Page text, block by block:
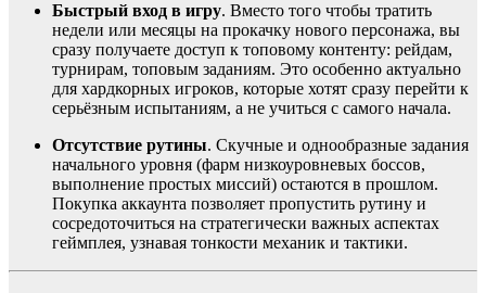
Быстрый вход в игру. Вместо того чтобы тратить
недели или месяцы на прокачку нового персонажа, вы
сразу получаете доступ к топовому контенту: рейдам,
турнирам, топовым заданиям. Это особенно актуально
для хардкорных игроков, которые хотят сразу перейти к
серьёзным испытаниям, а не учиться с самого начала.
Отсутствие рутины. Скучные и однообразные задания
начального уровня (фарм низкоуровневых боссов,
выполнение простых миссий) остаются в прошлом.
Покупка аккаунта позволяет пропустить рутину и
сосредоточиться на стратегически важных аспектах
геймплея, узнавая тонкости механик и тактики.